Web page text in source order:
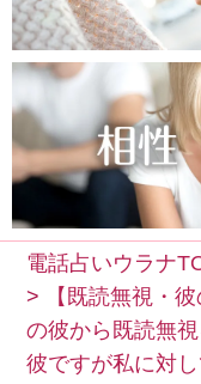
電話占いウラナ
>
【既読無視・
の彼から既読無
彼ですが私に対